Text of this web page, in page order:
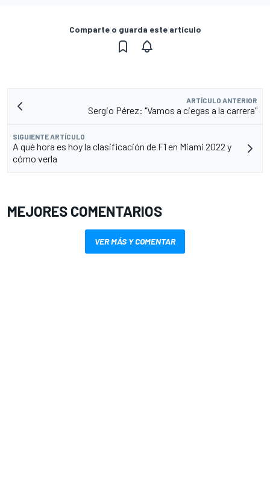
Comparte o guarda este artículo
ARTÍCULO ANTERIOR
Sergio Pérez: "Vamos a ciegas a la carrera"
SIGUIENTE ARTÍCULO
A qué hora es hoy la clasificación de F1 en Miami 2022 y
cómo verla
MEJORES COMENTARIOS
VER MÁS Y COMENTAR